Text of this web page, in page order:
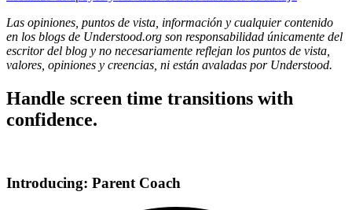
Las opiniones, puntos de vista, información y cualquier contenido
en los blogs de Understood.org son responsabilidad únicamente del
escritor del blog y no necesariamente reflejan los puntos de vista,
valores, opiniones y creencias, ni están avaladas por Understood.
Handle screen time transitions with
confidence.
Introducing: Parent Coach